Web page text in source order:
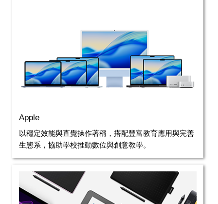
Apple
以穩定效能與直覺操作著稱，搭配豐富教育應用與完善
生態系，協助學校推動數位與創意教學。